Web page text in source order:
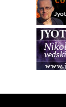
Osnovni
Zagreb
Osnovna
Healing course)
Access